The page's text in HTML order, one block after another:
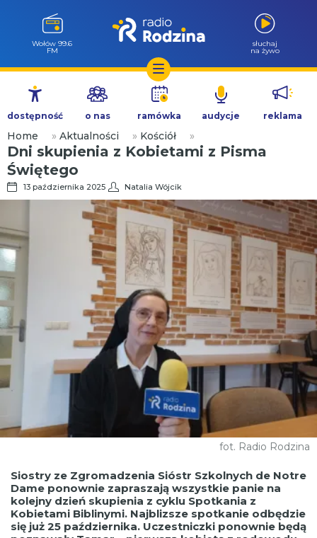
Przejdź
treści
Wołów 99.6
FM
słuchaj
na żywo
dostępność o nas ramówka audycje reklama
Home » Aktualności » Kościół »
Dni skupienia z Kobietami z Pisma
Świętego
13 października 2025 Natalia Wójcik
fot. Radio Rodzina
Siostry ze Zgromadzenia Sióstr Szkolnych de Notre
Dame ponownie zapraszają wszystkie panie na
kolejny dzień skupienia z cyklu Spotkania z
Kobietami Biblinymi. Najblizsze spotkanie odbędzie
się już 25 października. Uczestniczki ponownie będą